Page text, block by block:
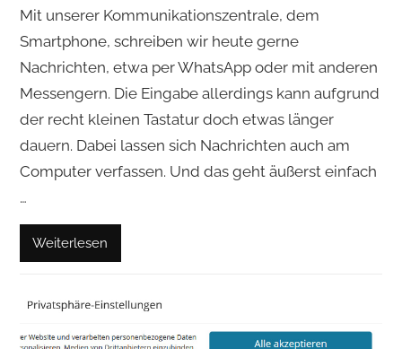
Mit unserer Kommunikationszentrale, dem
Smartphone, schreiben wir heute gerne
Nachrichten, etwa per WhatsApp oder mit anderen
Messengern. Die Eingabe allerdings kann aufgrund
der recht kleinen Tastatur doch etwas länger
dauern. Dabei lassen sich Nachrichten auch am
Computer verfassen. Und das geht äußerst einfach
…
Weiterlesen